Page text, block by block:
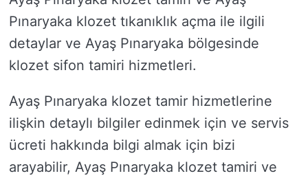
Pınaryaka klozet tıkanıklık açma ile ilgili
detaylar ve Ayaş Pınaryaka bölgesinde
klozet sifon tamiri hizmetleri.
Ayaş Pınaryaka klozet tamir hizmetlerine
ilişkin detaylı bilgiler edinmek için ve servis
ücreti hakkında bilgi almak için bizi
arayabilir, Ayaş Pınaryaka klozet tamiri ve